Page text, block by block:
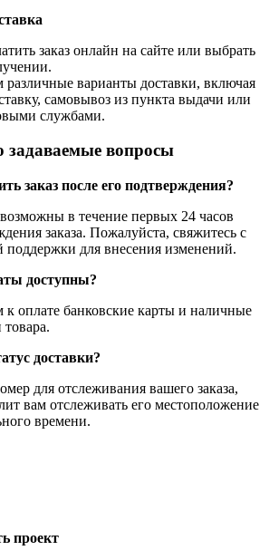
заказ онлайн на сайте или выбрать
варианты доставки, включая
самовывоз из пункта выдачи или
службами.
задаваемые вопросы
заказ после его подтверждения?
в течение первых 24 часов
заказа. Пожалуйста, свяжитесь с
для внесения изменений.
доступны?
оплате банковские карты и наличные
доставки?
для отслеживания вашего заказа,
вам отслеживать его местоположение
времени.
проект